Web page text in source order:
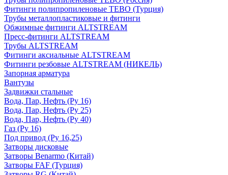
Фитинги полипропиленовые TEBO (Турция)
Трубы металлопластиковые и фитинги
Обжимные фитинги ALTSTREAM
Пресс-фитинги ALTSTREAM
Трубы ALTSTREAM
Фитинги аксиальные ALTSTREAM
Фитинги резбовые ALTSTREAM (НИКЕЛЬ)
Запорная арматура
Вантузы
Задвижки стальные
Вода, Пар, Нефть (Ру 16)
Вода, Пар, Нефть (Ру 25)
Вода, Пар, Нефть (Ру 40)
Газ (Ру 16)
Под привод (Ру 16,25)
Затворы дисковые
Затворы Benarmo (Китай)
Затворы FAF (Турция)